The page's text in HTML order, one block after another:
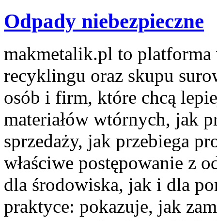
Odpady niebezpieczne
makmetalik.pl to
recyklingu oraz skupu
osób i firm, które chcą
materiałów wtórnych, jak
sprzedaży, jak przebiega
właściwe postępowanie z
dla środowiska, jak i dla
praktyce: pokazuje, jak